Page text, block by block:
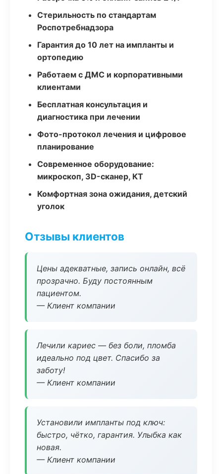
Стерильность по стандартам
Роспотребнадзора
Гарантия до 10 лет на импланты и
ортопедию
Работаем с ДМС и корпоративными
клиентами
Бесплатная консультация и
диагностика при лечении
Фото-протокол лечения и цифровое
планирование
Современное оборудование:
микроскоп, 3D-сканер, КТ
Комфортная зона ожидания, детский
уголок
Отзывы клиентов
Цены адекватные, запись онлайн, всё
прозрачно. Буду постоянным
пациентом.
— Клиент компании
Лечили кариес — без боли, пломба
идеально под цвет. Спасибо за
заботу!
— Клиент компании
Установили импланты под ключ:
быстро, чётко, гарантия. Улыбка как
новая.
— Клиент компании